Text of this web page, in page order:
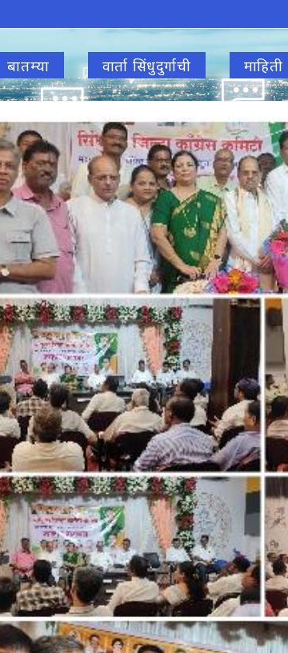
बातम्या वार्ता सिंधुदुर्गाची माहिती